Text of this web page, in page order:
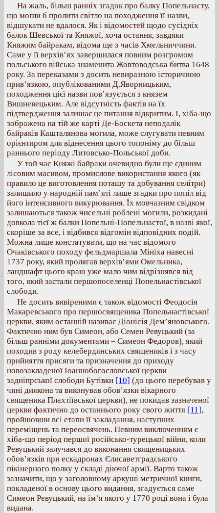
На жаль, більш ранніх згадок про балку Попельнасту,
що могли б пролити світло на походження її назви,
відшукати не вдалося. Як і відомостей щодо сусідніх
балок Шевської та Княжої, хоча остання, завдяки
Княжим байракам, відома ще з часів Хмельниччини.
Саме у її верхів’ях завершилася повним розгромом
польського війська знаменита Жовтоводська битва 1648
року. За переказами з досить невиразною історичною
прив’язкою, опублікованими Д.Яворницьким,
походження цієї назви пов’язується з князем
Вишневецьким. Але відсутність фактів на їх
підтвердження залишає це питання відкритим. І, хіба-що
зображена на тій же карті Де-Боскета неподалік
байраків Кашталянова могила, може слугувати певним
орієнтиром для віднесення цього топоніму до більш
раннього періоду Литовсько-Польської доби.
У той час Княжі байраки очевидно були ще єдиним
лісовим масивом, промислове використання якого (як
правило це виготовлення поташу та добування селітри)
залишило у народній пам’яті лише згадки про попіл від
його інтенсивного викурювання. Їх мовчазним свідком
залишаються також чисельні роблені могили, розкидані
довкола тієї ж балки Попельні-Попельнастої, в назві якої,
скоріше за все, і відбився відгомін відповідних подій.
Можна лише констатувати, що на час відомого
Очаківського походу фельдмаршала Мініха навесні
1737 року, який пролягав верхів’ями Омельника,
ландшафт цього краю уже мало чим відрізнявся від
того, який застали першопоселенці Попельнастівської
слободи.
Не досить вивіреними є також відомості Феодосія
Макаревського про першосвященика Попельнастівської
церкви, яким останній називає Діонісія Дем’яновського.
Фактично ним був Симеон, або Семен Ревуцький (за
більш ранніми документами – Симеон Федоров), який
походив з роду келебердянських священиків і з часу
прийняття присяги та призначення до приходу
новозакладеної Іоаннобогословської церкви
задніпрської слободи Бутівки [10] (до цього перебував у
чині диякона та виконував обов’язки вікарного
священика Плахтіївської церкви), не покидав зазначеної
церкви фактично до останнього року свого життя [11],
пройшовши всі етапи її закладання, наступних
переміщень та переосвячень. Певним виключенням є
хіба-що період першої російсько-турецької війни, коли
Ревуцький залучався до виконання священицьких
обов’язків при ескадронах Єлисаветградського
пікінерного полку у складі діючої армії. Варто також
зазначити, що у заголовному аркуші метричної книги,
покладеної в основу цього видання, згадується саме
Симеон Ревуцький, на ім’я якого у 1770 році вона і була
видана.